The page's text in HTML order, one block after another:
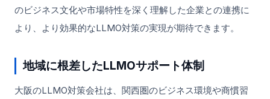
のビジネス文化や市場特性を深く理解した企業との連携に
より、より効果的なLLMO対策の実現が期待できます。
地域に根差したLLMOサポート体制
大阪のLLMO対策会社は、関西圏のビジネス環境や商慣習